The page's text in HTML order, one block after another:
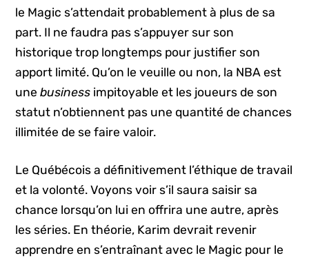
le Magic s’attendait probablement à plus de sa
part. Il ne faudra pas s’appuyer sur son
historique trop longtemps pour justifier son
apport limité. Qu’on le veuille ou non, la NBA est
unebusiness impitoyable et les joueurs de son
statut n’obtiennent pas une quantité de chances
illimitée de se faire valoir.
Le Québécois a définitivement l’éthique de travail
et la volonté. Voyons voir s’il saura saisir sa
chance lorsqu’on lui en offrira une autre, après
les séries. En théorie, Karim devrait revenir
apprendre en s’entraînant avec le Magic pour le